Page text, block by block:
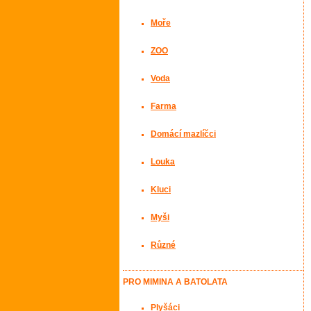
Moře
ZOO
Voda
Farma
Domácí mazlíčci
Louka
Kluci
Myši
Různé
PRO MIMINA A BATOLATA
Plyšáci